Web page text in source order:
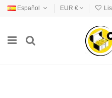
Español EUR €